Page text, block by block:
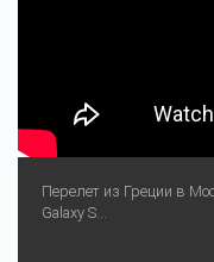
Перелет из Греции в
Galaxy S...